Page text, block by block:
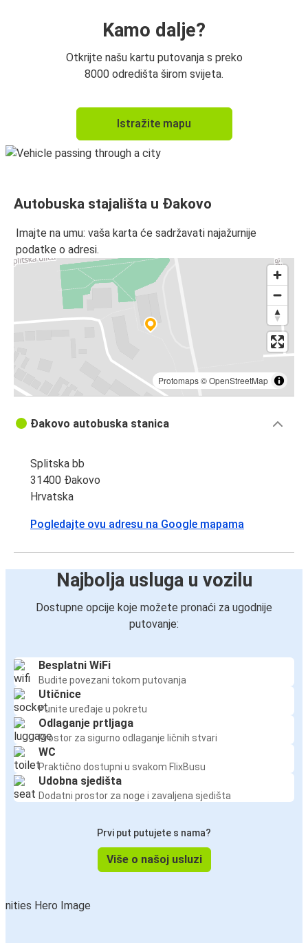
Kamo dalje?
Otkrijte našu kartu putovanja s preko
8000 odredišta širom svijeta.
Istražite mapu
Autobuska stajališta u Đakovo
Imajte na umu: vaša karta će sadržavati najažurnije
podatke o adresi.
Protomaps©OpenStreetMap
Đakovo autobuska stanica
Splitska bb
31400 Đakovo
Hrvatska
Pogledajte ovu adresu na Google mapama
Najbolja usluga u vozilu
Dostupne opcije koje možete pronaći za ugodnije
putovanje:
Besplatni WiFi
Budite povezani tokom putovanja
Utičnice
Punite uređaje u pokretu
Odlaganje prtljaga
Prostor za sigurno odlaganje ličnih stvari
WC
Praktično dostupni u svakom FlixBusu
Udobna sjedišta
Dodatni prostor za noge i zavaljena sjedišta
Prvi put putujete s nama?
Više o našoj usluzi